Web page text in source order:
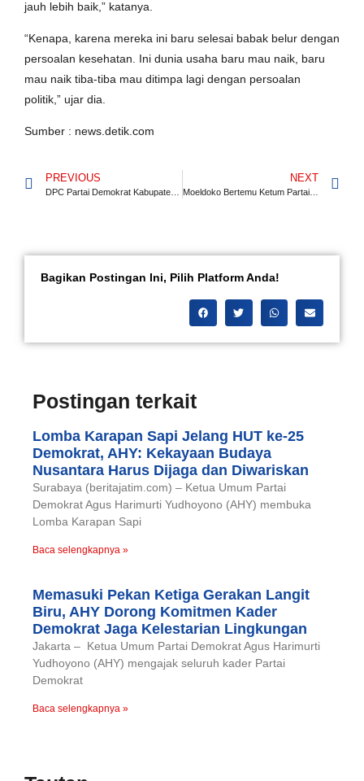
jauh lebih baik,” katanya.
“Kenapa, karena mereka ini baru selesai babak belur dengan
persoalan kesehatan. Ini dunia usaha baru mau naik, baru
mau naik tiba-tiba mau ditimpa lagi dengan persoalan
politik,” ujar dia.
Sumber : news.detik.com
PREVIOUS NEXT
Moeldoko Bertemu Ketum Partai Rakyat, Mau Pindah Perahu
Bagikan Postingan Ini, Pilih Platform Anda!
Postingan terkait
Lomba Karapan Sapi Jelang HUT ke-25
Demokrat, AHY: Kekayaan Budaya
Nusantara Harus Dijaga dan Diwariskan
Surabaya (beritajatim.com) – Ketua Umum Partai
Demokrat Agus Harimurti Yudhoyono (AHY) membuka
Lomba Karapan Sapi
Baca selengkapnya »
Memasuki Pekan Ketiga Gerakan Langit
Biru, AHY Dorong Komitmen Kader
Demokrat Jaga Kelestarian Lingkungan
Jakarta – Ketua Umum Partai Demokrat Agus Harimurti
Yudhoyono (AHY) mengajak seluruh kader Partai
Demokrat
Baca selengkapnya »